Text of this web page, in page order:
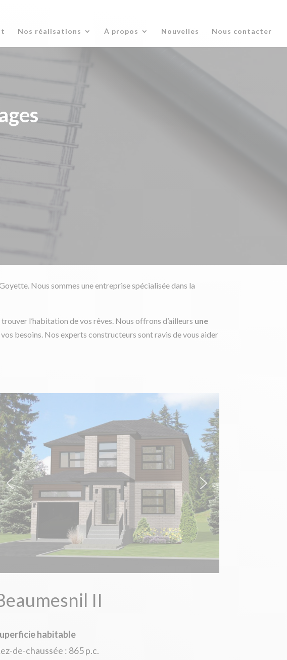
Nos réalisations À propos Nouvelles Nous contacter
Nous sommes une entreprise spécialisée dans la
l’habitation de vos rêves. Nous offrons d’ailleurs une
besoins. Nos experts constructeurs sont ravis de vous aider
II
habitable
de-chaussée : 865 p.c.